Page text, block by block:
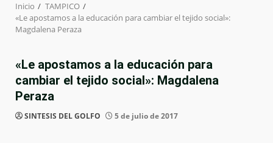
Inicio
TAMPICO
«Le apostamos a la educación para cambiar el tejido social»:
Magdalena Peraza
«Le apostamos a la educación para
cambiar el tejido social»: Magdalena
Peraza
SINTESIS DEL GOLFO 5 de julio de 2017